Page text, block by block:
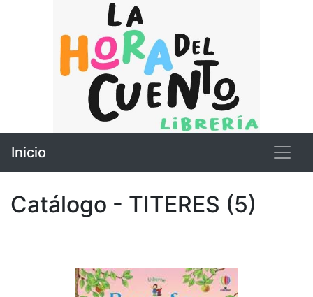
Inicio
Catálogo - TITERES (5)